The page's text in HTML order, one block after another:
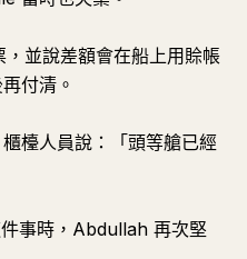
並說差額會在船上用賒帳
付清。
檯人員說：「頭等艙已經
事時，Abdullah 再次堅